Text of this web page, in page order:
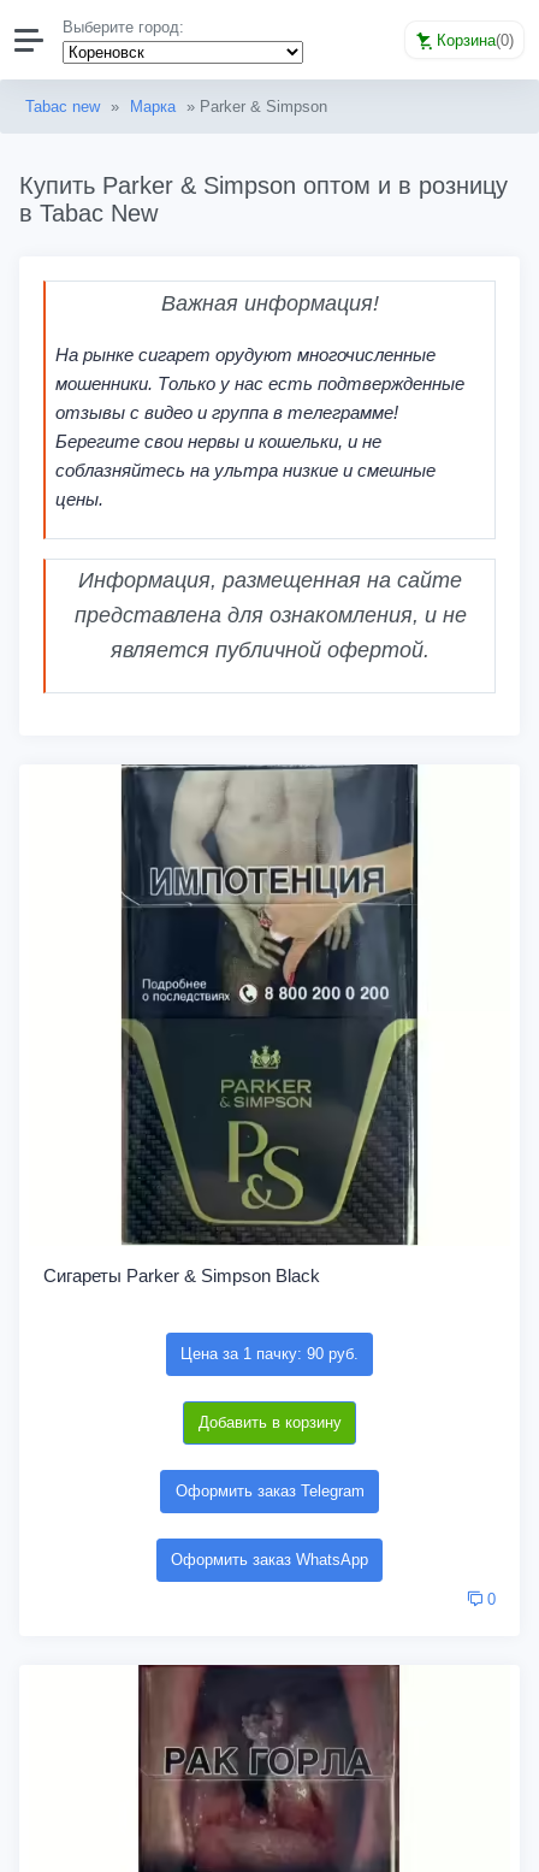
Выберите город:
Корзина(0)
Tabac new » Марка » Parker & Simpson
Купить Parker & Simpson оптом и в розницу
в Tabac New
Важная информация!
На рынке сигарет орудуют многочисленные
мошенники. Только у нас есть подтвержденные
отзывы с видео и группа в телеграмме!
Берегите свои нервы и кошельки, и не
соблазняйтесь на ультра низкие и смешные
цены.
Информация, размещенная на сайте
представлена для ознакомления, и не
является публичной офертой.
Сигареты Parker & Simpson Black
Цена за 1 пачку: 90 руб.
Добавить в корзину
Оформить заказ Telegram
Оформить заказ WhatsApp
0